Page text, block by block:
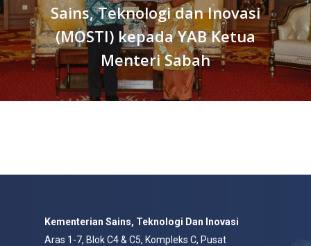
Sains, Teknologi dan Inovasi
(MOSTI) kepada YAB Ketua
Menteri Sabah
Kementerian Sains, Teknologi Dan Inovasi
Aras 1-7, Blok C4 & C5, Kompleks C, Pusat